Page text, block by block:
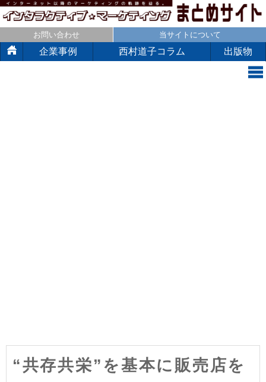
お問い合わせ 当サイトについて
企業事例 西村道子コラム 出版物
“共存共栄”を基本に販売店を